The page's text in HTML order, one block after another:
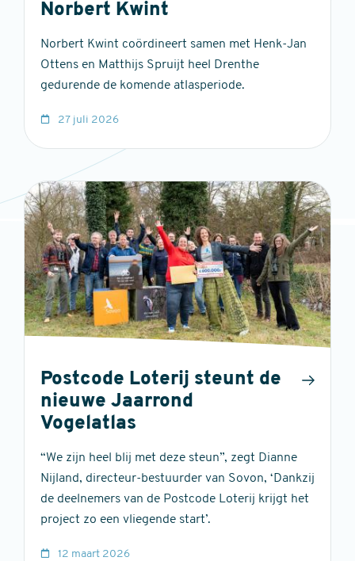
Norbert Kwint
Norbert Kwint coördineert samen met Henk-Jan
Ottens en Matthijs Spruijt heel Drenthe
gedurende de komende atlasperiode.
27 juli 2026
Postcode Loterij steunt de
nieuwe Jaarrond
Vogelatlas
“We zijn heel blij met deze steun”, zegt Dianne
Nijland, directeur-bestuurder van Sovon, ‘Dankzij
de deelnemers van de Postcode Loterij krijgt het
project zo een vliegende start’.
12 maart 2026